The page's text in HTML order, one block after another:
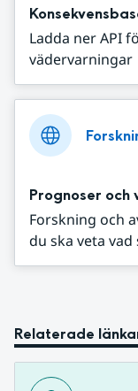
Ladda ner API
vädervarningar
Prognoser och
Forskning och
du ska veta vad
Relaterade